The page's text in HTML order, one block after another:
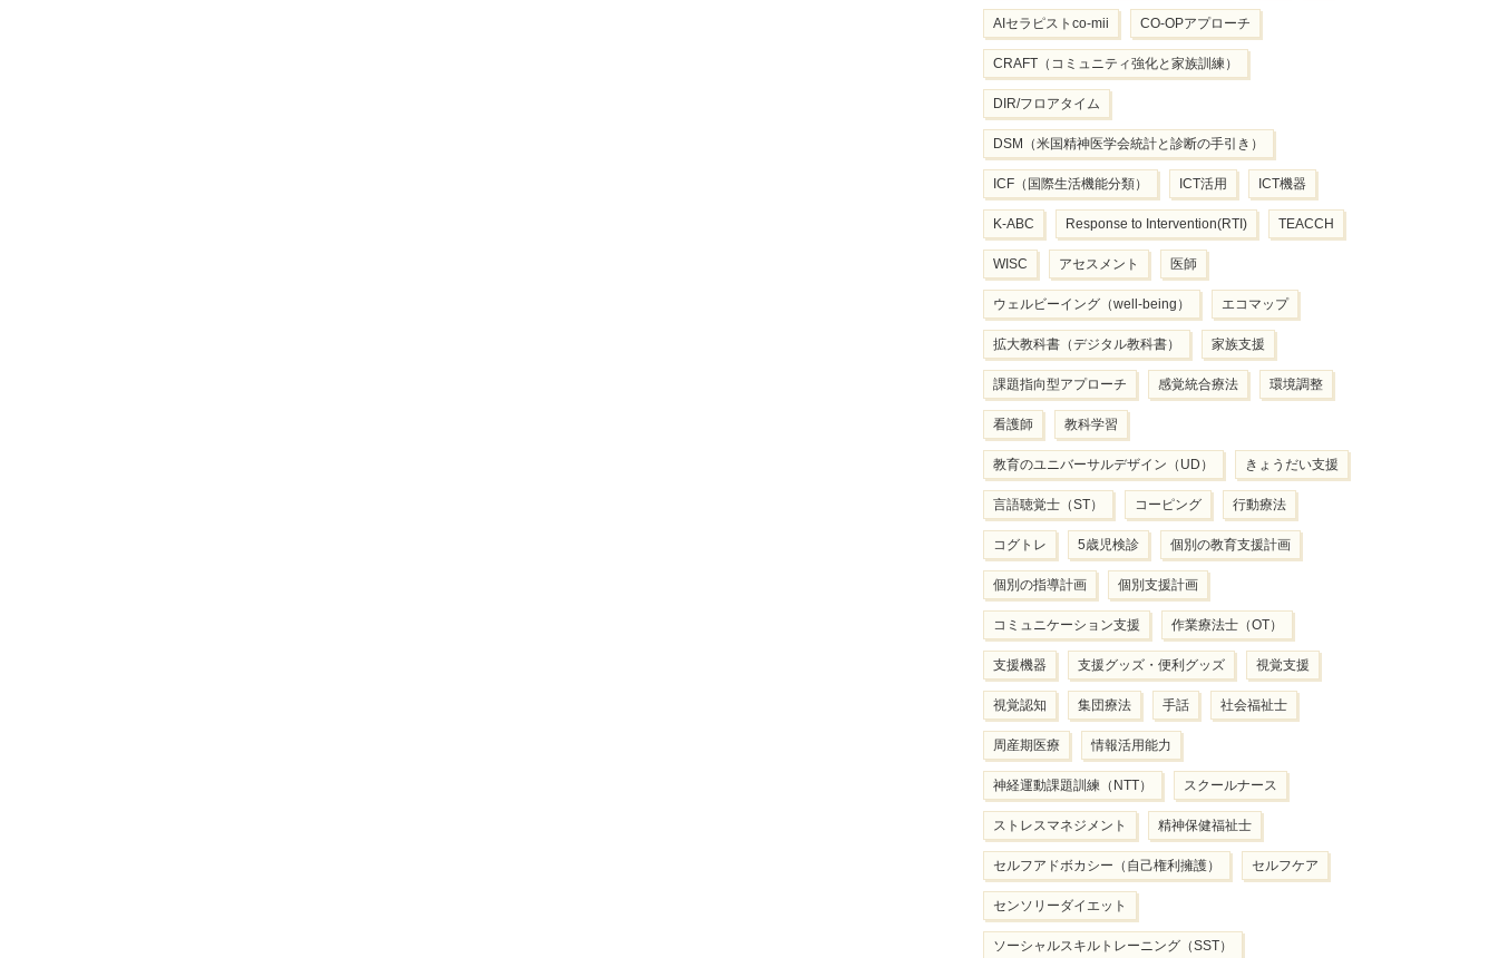
AIセラピストco-mii CO-OPアプローチ
CRAFT（コミュニティ強化と家族訓練）
DIR/フロアタイム
DSM（米国精神医学会統計と診断の手引き）
ICF（国際生活機能分類） ICT活用 ICT機器
K-ABC Response to Intervention(RTI) TEACCH
WISC アセスメント 医師
ウェルビーイング（well-being） エコマップ
拡大教科書（デジタル教科書） 家族支援
課題指向型アプローチ 感覚統合療法 環境調整
看護師 教科学習
教育のユニバーサルデザイン（UD） きょうだい支援
言語聴覚士（ST） コーピング 行動療法
コグトレ 5歳児検診 個別の教育支援計画
個別の指導計画 個別支援計画
コミュニケーション支援 作業療法士（OT）
支援機器 支援グッズ・便利グッズ 視覚支援
視覚認知 集団療法 手話 社会福祉士
周産期医療 情報活用能力
神経運動課題訓練（NTT） スクールナース
ストレスマネジメント 精神保健福祉士
セルフアドボカシー（自己権利擁護） セルフケア
センソリーダイエット
ソーシャルスキルトレーニング（SST）